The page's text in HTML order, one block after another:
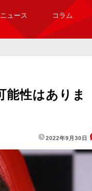
ニュース コラム
能性はありま
2022年9月30日